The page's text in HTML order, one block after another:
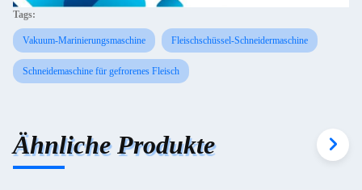
Tags:
Vakuum-Marinierungsmaschine Fleischschüssel-Schneidermaschine
Schneidemaschine für gefrorenes Fleisch
Ähnliche Produkte